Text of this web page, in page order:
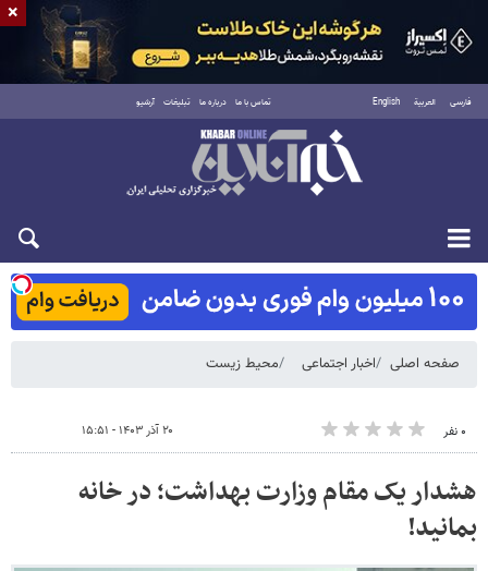
فارسی العربية English تماس با ما درباره ما تبلیغات آرشیو
شنبه ۱۷ مرداد ۱۴۰۵
صفحه اصلی اخبار اجتماعی محیط زیست
۰ نفر ۲۰ آذر ۱۴۰۳ - ۱۵:۵۱
هشدار یک مقام وزارت بهداشت؛ در خانه
بمانید!
×